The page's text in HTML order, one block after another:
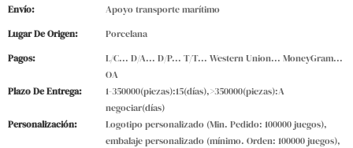
Envío:
Apoyo transporte marítimo
Lugar De Origen:
Porcelana
Pagos:
L/C... D/A... D/P... T/T... Western Union... MoneyGram...
OA
Plazo De Entrega:
1-350000(piezas):15(días),>350000(piezas):A
negociar(días)
Personalización:
Logotipo personalizado (Min. Pedido: 100000 juegos),
embalaje personalizado (mínimo. Orden: 100000 juegos),